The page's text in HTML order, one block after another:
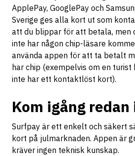
ApplePay, GooglePay och
Sverige ges alla kort ut som
att du blippar för att betala, men
inte har någon chip-läsare
använda appen för att ta betalt
har chip (exempelvis om en
inte har ett kontaktlöst kort).
Kom igång redan
Surfpay är ett enkelt och säkert
kort på julmarknaden. Appen är
kräver ingen teknisk kunskap.